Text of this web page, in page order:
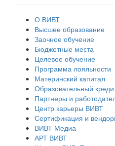
О ВИВТ
Высшее образование
Заочное обучение
Бюджетные места
Целевое обучение
Программа лояльности
Материнский капитал
Образовательный
Партнеры и
Центр карьеры ВИВТ
Сертификация и
ВИВТ Медиа
АРТ ВИВТ